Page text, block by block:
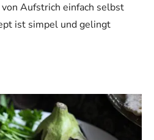
Aufstrich einfach selbst
ist simpel und gelingt